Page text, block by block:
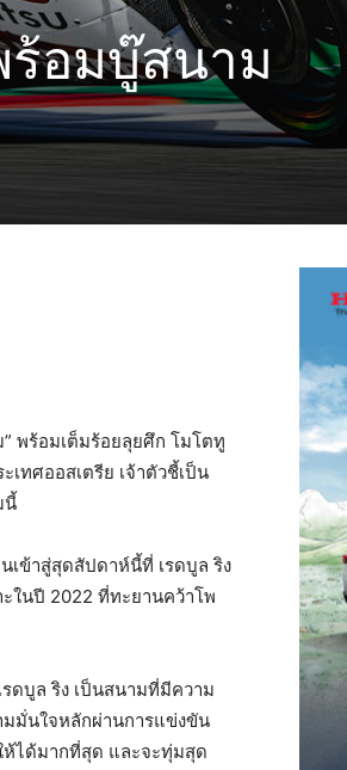
ร้อมบู๊สนาม
พร้อมเต็มร้อยลุยศึก โมโตทู
เทศออสเตรีย เจ้าตัวชี้เป็น
นี้
เข้าสู่สุดสัปดาห์นี้ที่ เรดบูล ริง
ในปี 2022 ที่ทะยานคว้าโพ
ดบูล ริง เป็นสนามที่มีความ
มั่นใจหลักผ่านการแข่งขัน
ห้ได้มากที่สุด และจะทุ่มสุด